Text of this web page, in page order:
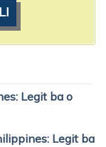
Legit ba o
Legit ba